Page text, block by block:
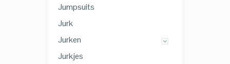
Jumpsuits
Jurk
Jurken
Jurkjes